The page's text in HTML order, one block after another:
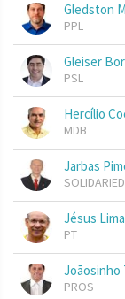
Gledston
PPL
Gleiser
PSL
Hercílio
MDB
Jarbas
Jésus Lima
PT
Joãosinho
PROS